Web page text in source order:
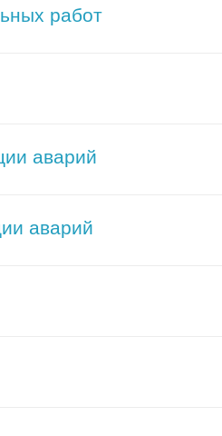
работ
аварий
аварий